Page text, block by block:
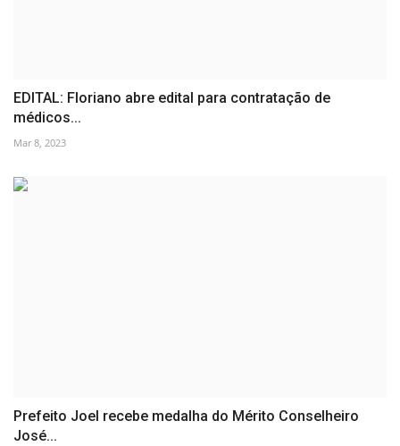
EDITAL: Floriano abre edital para contratação de
médicos...
Mar 8, 2023
Prefeito Joel recebe medalha do Mérito Conselheiro
José...